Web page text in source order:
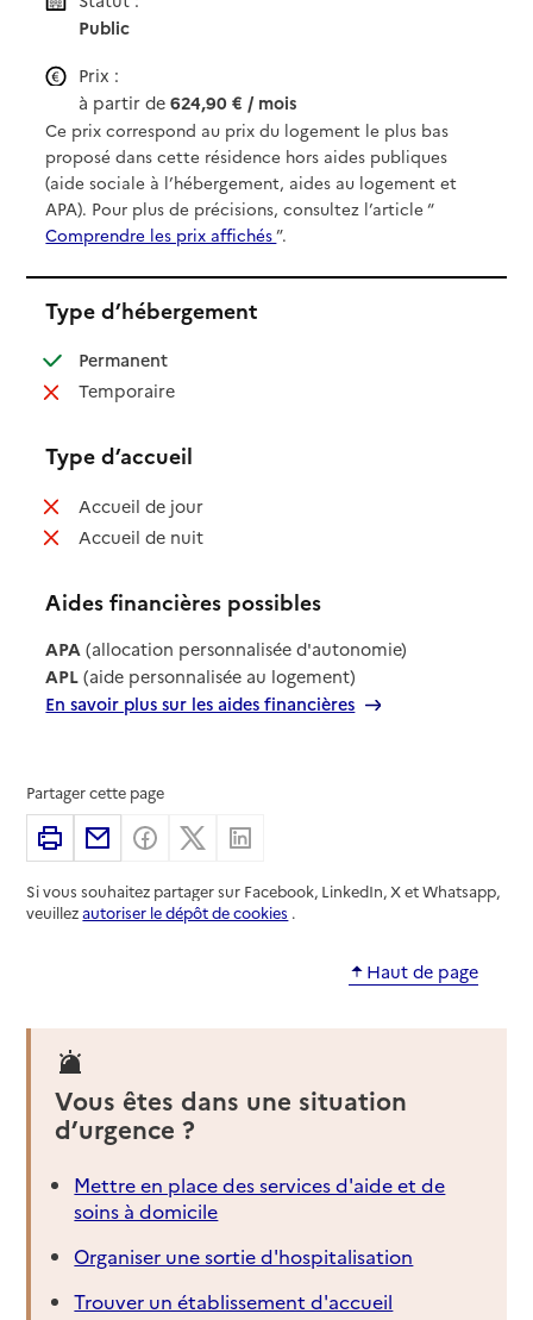
Public
Prix :
à partir de624,90 € / mois
Ce prix correspond au prix du logement le plus bas
proposé dans cette résidence hors aides publiques
(aide sociale à l’hébergement, aides au logement et
APA). Pour plus de précisions, consultez l’article “
Comprendre les prix affichés”.
Type d’hébergement
Permanent: disponible
Temporaire: non disponible
Type d’accueil
Accueil de jour: non disponible
Accueil de nuit: non disponible
Aides financières possibles
APA (allocation personnalisée d'autonomie)
APL (aide personnalisée au logement)
En savoir plus sur les aides financières
Partager cette page
ImprimerPartager par email
Partager sur Facebook
Partager sur X
Si vous souhaitez partager sur Facebook, LinkedIn, X et Whatsapp,
veuillezautoriser le dépôt de cookies .
Haut de page
Vous êtes dans une situation
d’urgence ?
Mettre en place des services d'aide et de
soins à domicile
Organiser une sortie d'hospitalisation
Trouver un établissement d'accueil